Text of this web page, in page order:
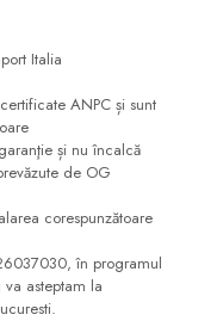
Italia
ANPC și sunt
și nu încalcă
de OG
corespunzătoare
în programul
va asteptam la